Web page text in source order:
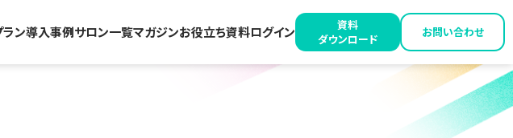
ラン導入事例サロン一覧マガジンお役立ち資料ログイン
資料
ダウンロード
お問い合わせ